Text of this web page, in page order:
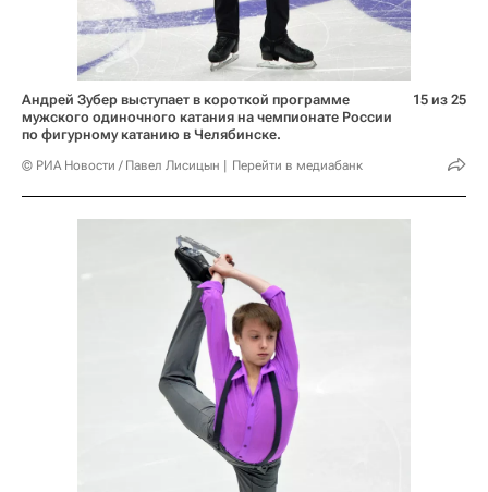
Андрей Зубер выступает в короткой программе
мужского одиночного катания на чемпионате России
по фигурному катанию в Челябинске.
© РИА Новости / Павел Лисицын Перейти в медиабанк
15 из 25